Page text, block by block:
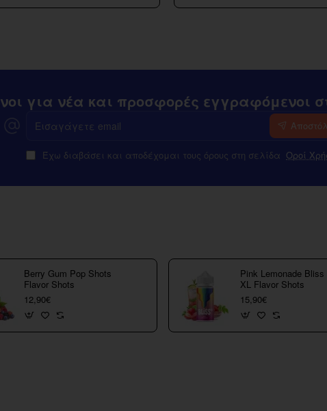
για νέα και προσφορές εγγραφόμενοι
email
Έχω διαβάσει και αποδέχομαι τους όρους στη σελίδα Οροί
Berry Gum Pop Shots
Flavor Shots
12,90€
Pink Lemonade Bliss
XL Flavor Shots
15,90€